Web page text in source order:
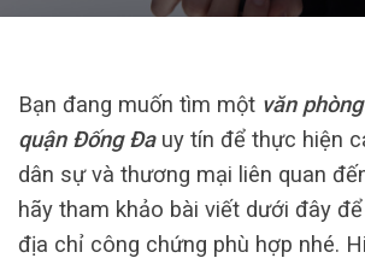
Bạn đang muốn tìm một văn
quận Đống Đa uy tín để thực hiện
dân sự và thương mại liên quan
hãy tham khảo bài viết dưới đây
địa chỉ công chứng phù hợp nhé.